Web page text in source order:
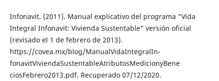
Infonavit. (2011). Manual explicativo del programa "Vida
Integral Infonavit: Vivienda Sustentable" versión oficial
(revisado el 1 de febrero de 2013).
https://covea.mx/blog/ManualVidaIntegralIn-
fonavitViviendaSustentableAtributosMedicionyBene
ciosFebrero2013.pdf. Recuperado 07/12/2020.